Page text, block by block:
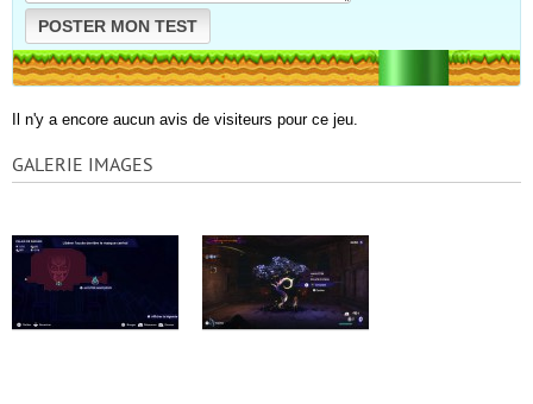
POSTER MON TEST
Il n'y a encore aucun avis de visiteurs pour ce jeu.
GALERIE IMAGES